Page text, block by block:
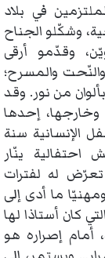
في بلاد
وشكّلو الجناح
وقدّمو أرقى
والمسرح؛
من نور. وقد
إحدها
سنة
احتفالية ينّار
الّذي تعرّض له لفترات
ما أدى إلى
كان أستاذا لها
عليه، أمام إصراره هو